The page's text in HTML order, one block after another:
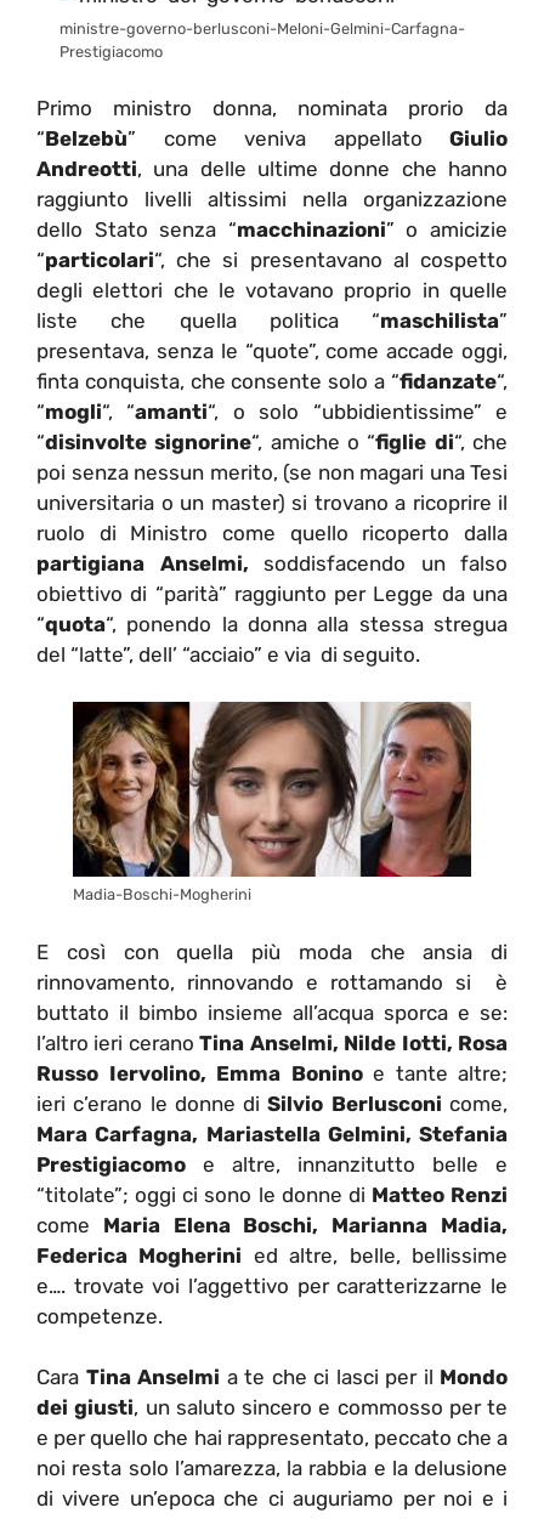
ministre-governo-berlusconi-Meloni-Gelmini-Carfagna-
Prestigiacomo
Primo ministro donna, nominata prorio da
“Belzebù” come veniva appellato Giulio
Andreotti, una delle ultime donne che hanno
raggiunto livelli altissimi nella organizzazione
dello Stato senza “macchinazioni” o amicizie
“particolari“, che si presentavano al cospetto
degli elettori che le votavano proprio in quelle
liste che quella politica “maschilista”
presentava, senza le “quote”, come accade oggi,
finta conquista, che consente solo a “fidanzate“,
“mogli“, “amanti“, o solo “ubbidientissime” e
“disinvolte signorine“, amiche o “figlie di“, che
poi senza nessun merito, (se non magari una Tesi
universitaria o un master) si trovano a ricoprire il
ruolo di Ministro come quello ricoperto dalla
partigiana Anselmi, soddisfacendo un falso
obiettivo di “parità” raggiunto per Legge da una
“quota“, ponendo la donna alla stessa stregua
del “latte”, dell’ “acciaio” e via di seguito.
Madia-Boschi-Mogherini
E così con quella più moda che ansia di
rinnovamento, rinnovando e rottamando si è
buttato il bimbo insieme all’acqua sporca e se:
l’altro ieri ceranoTina Anselmi, Nilde Iotti, Rosa
Russo Iervolino, Emma Boninoe tante altre;
ieri c’erano le donne diSilvio Berlusconi come,
Mara Carfagna, Mariastella Gelmini, Stefania
Prestigiacomo e altre, innanzitutto belle e
“titolate”; oggi ci sono le donne di Matteo Renzi
come Maria Elena Boschi, Marianna Madia,
Federica Mogherini ed altre, belle, bellissime
e…. trovate voi l’aggettivo per caratterizzarne le
competenze.
Cara Tina Anselmi a te che ci lasci per il Mondo
dei giusti, un saluto sincero e commosso per te
e per quello che hai rappresentato, peccato che a
noi resta solo l’amarezza, la rabbia e la delusione
di vivere un’epoca che ci auguriamo per noi e i